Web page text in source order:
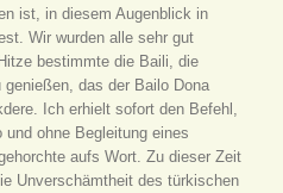
ist, in diesem Augenblick in
Wir wurden alle sehr gut
bestimmte die Baili, die
das der Bailo Dona
Ich erhielt sofort den Befehl,
ohne Begleitung eines
aufs Wort. Zu dieser Zeit
Unverschämtheit des türkischen